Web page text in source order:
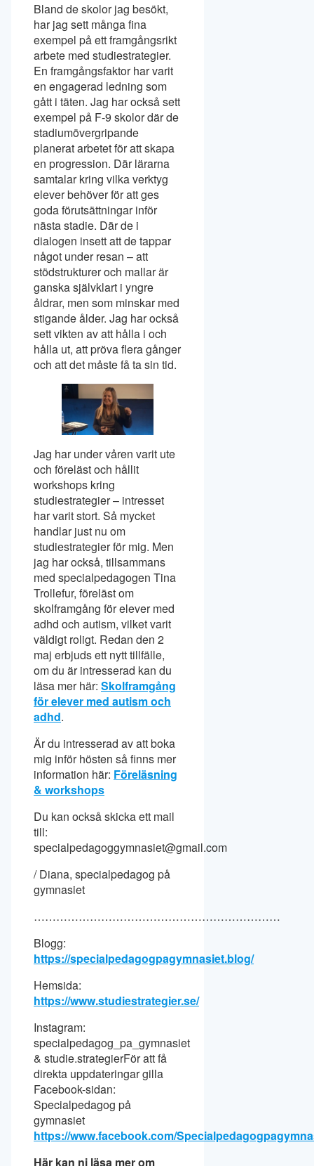
Bland de skolor jag besökt,
har jag sett många fina
exempel på ett framgångsrikt
arbete med studiestrategier.
En framgångsfaktor har varit
en engagerad ledning som
gått i täten. Jag har också sett
exempel på F-9 skolor där de
stadiumövergripande
planerat arbetet för att skapa
en progression. Där lärarna
samtalar kring vilka verktyg
elever behöver för att ges
goda förutsättningar inför
nästa stadie. Där de i
dialogen insett att de tappar
något under resan – att
stödstrukturer och mallar är
ganska självklart i yngre
åldrar, men som minskar med
stigande ålder. Jag har också
sett vikten av att hålla i och
hålla ut, att pröva flera gånger
och att det måste få ta sin tid.
Jag har under våren varit ute
och föreläst och hållit
workshops kring
studiestrategier – intresset
har varit stort. Så mycket
handlar just nu om
studiestrategier för mig. Men
jag har också, tillsammans
med specialpedagogen Tina
Trollefur, föreläst om
skolframgång för elever med
adhd och autism, vilket varit
väldigt roligt. Redan den 2
maj erbjuds ett nytt tillfälle,
om du är intresserad kan du
läsa mer här: Skolframgång
för elever med autism och
adhd.
Är du intresserad av att boka
mig inför hösten så finns mer
information här: Föreläsning
& workshops
Du kan också skicka ett mail
till:
specialpedagoggymnasiet@gmail.com
/ Diana, specialpedagog på
gymnasiet
…………………………………………………………
Blogg:
https://specialpedagogpagymnasiet.blog/
Hemsida:
https://www.studiestrategier.se/
Instagram:
specialpedagog_pa_gymnasiet
& studie.strategierFör att få
direkta uppdateringar gilla
Facebook-sidan:
Specialpedagog på
gymnasiet
https://www.facebook.com/
Här kan ni läsa mer om